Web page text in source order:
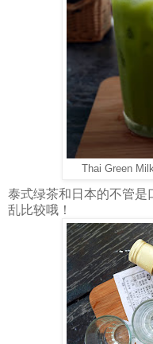
Thai Green
泰式绿茶和日本的不管是
乱比较哦！